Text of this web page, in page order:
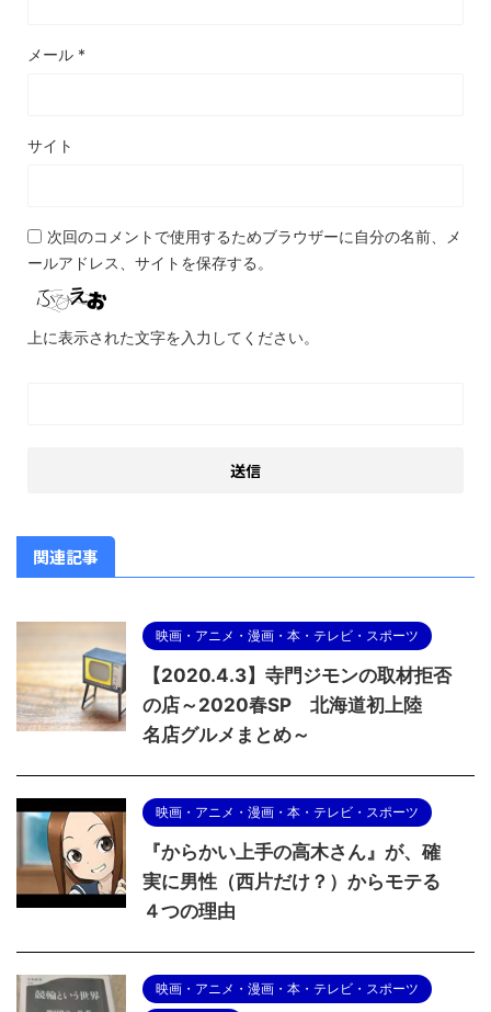
メール *
サイト
次回のコメントで使用するためブラウザーに自分の名前、メ
ールアドレス、サイトを保存する。
上に表示された文字を入力してください。
関連記事
映画・アニメ・漫画・本・テレビ・スポーツ
【2020.4.3】寺門ジモンの取材拒否
の店～2020春SP 北海道初上陸
名店グルメまとめ～
映画・アニメ・漫画・本・テレビ・スポーツ
『からかい上手の高木さん』が、確
実に男性（西片だけ？）からモテる
４つの理由
映画・アニメ・漫画・本・テレビ・スポーツ